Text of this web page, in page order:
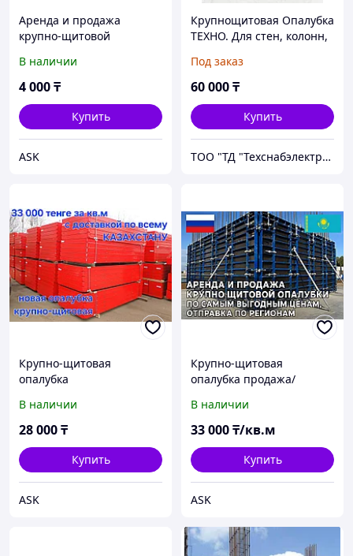
Аренда и продажа
крупно-щитовой
В наличии
4 000₸
Купить
ASK
Крупнощитовая Опалубка
ТЕХНО. Для стен, колонн,
Производство Россия.
Под заказ
60 000₸
Купить
ТОО "ТД "Техснабэлектрикс"
Крупно-щитовая
опалубка
В наличии
28 000₸
Купить
ASK
Крупно-щитовая
опалубка продажа/
В наличии
33 000₸/кв.м
Купить
ASK